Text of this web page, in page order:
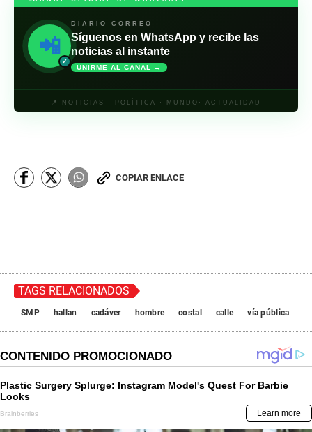
📲
✓
DIARIO CORREO
Síguenos en WhatsApp y recibe las
noticias al instante
UNIRME AL CANAL →
📍 NOTICIAS · POLÍTICA · MUNDO· ACTUALIDAD
COPIAR ENLACE
TAGS RELACIONADOS
SMP hallan cadáver hombre costal calle vía pública